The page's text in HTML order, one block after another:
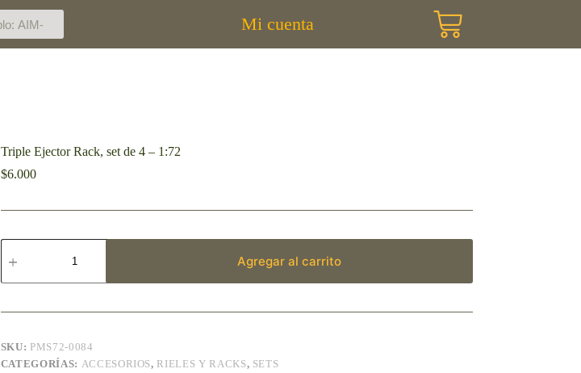
Mi cuenta
Triple Ejector Rack, set de 4 – 1:72
$6.000
Agregar al carrito
SKU: PMS72-0084
CATEGORÍAS: ACCESORIOS, RIELES Y RACKS, SETS